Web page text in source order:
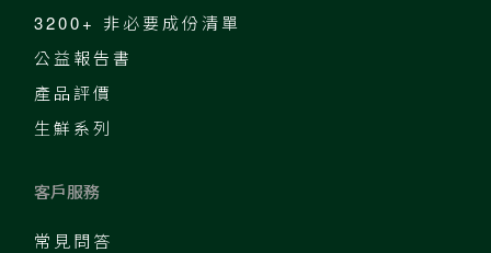
3200+ 非必要成份清單
公益報告書
產品評價
生鮮系列
客戶服務
常見問答